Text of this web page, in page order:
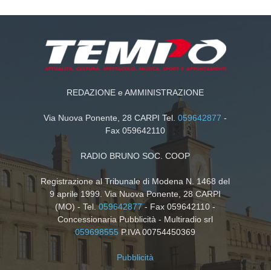
REDAZIONE e AMMINISTRAZIONE
Via Nuova Ponente, 28 CARPI Tel.059642877 -
Fax 059642110
RADIO BRUNO SOC. COOP
Registrazione al Tribunale di Modena N. 1468 del
9 aprile 1999. Via Nuova Ponente, 28 CARPI
(MO) - Tel.059642877- Fax 059642110 -
Concessionaria Pubblicità - Multiradio srl
059698555 P.IVA 00754450369
Pubblicità